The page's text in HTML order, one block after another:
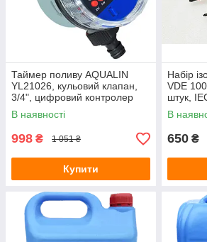
Зарядні станції
Метеостанції
Колориметри (вимірювачі
Товщиноміри
Вимірювання відстані і
Термогігрометри (RH)
Тестери електромагнітних
Вологоміри зерна
Телеметрія, ендоскопи,
Таймер поливу AQUALIN
YL21026, кульовий клапан,
3/4", цифровий контролер
подачі води
В наявності
998 ₴ 1 051 ₴
Купити
Набір
VDE
штук,
1000/5
В
650 ₴